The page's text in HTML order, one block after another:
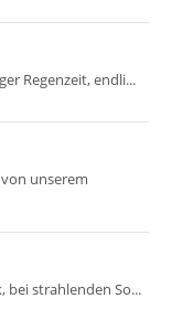
Regenzeit, endli...
unserem
bei strahlenden So...